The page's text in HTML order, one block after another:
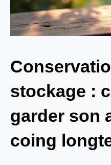
stockage :
garder son
coing